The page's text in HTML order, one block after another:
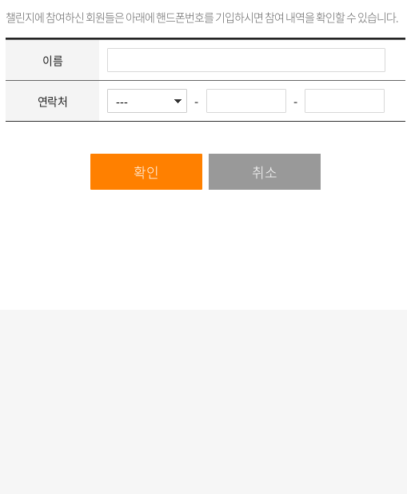
챌린지에 참여하신 회원들은 아래에 핸드폰번호를 기입하시면 참여 내역을 확인할 수 있습니다.
이름
연락처 - -